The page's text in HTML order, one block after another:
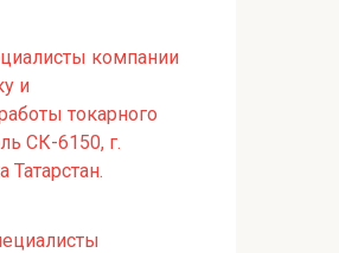
компании
и
токарного
СК-6150, г.
Татарстан.